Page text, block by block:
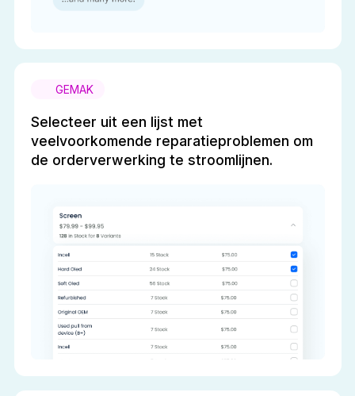
GEMAK
Selecteer uit een lijst met
veelvoorkomende reparatieproblemen om
de orderverwerking te stroomlijnen.